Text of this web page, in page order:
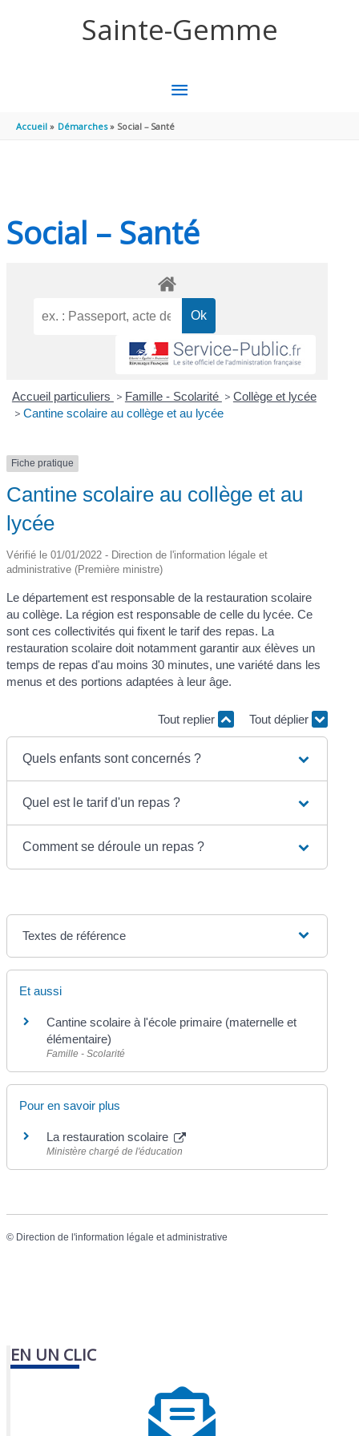
Sainte-Gemme
MENU
PRINCIPAL
Accueil Démarches Social – Santé
Social – Santé
Accueil particuliers > Famille - Scolarité > Collège et lycée
> Cantine scolaire au collège et au lycée
Fiche pratique
Cantine scolaire au collège et au
lycée
Vérifié le 01/01/2022 - Direction de l'information légale et
administrative (Première ministre)
Le département est responsable de la restauration scolaire
au collège. La région est responsable de celle du lycée. Ce
sont ces collectivités qui fixent le tarif des repas. La
restauration scolaire doit notamment garantir aux élèves un
temps de repas d'au moins 30 minutes, une variété dans les
menus et des portions adaptées à leur âge.
Tout replier Tout déplier
Quels enfants sont concernés ?
Quel est le tarif d'un repas ?
Comment se déroule un repas ?
Textes de référence
Et aussi
Cantine scolaire à l'école primaire (maternelle et
élémentaire)
Famille - Scolarité
Pour en savoir plus
La restauration scolaire
Ministère chargé de l'éducation
© Direction de l'information légale et administrative
EN UN CLIC